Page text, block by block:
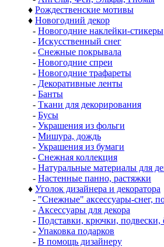
♦ Рождественские мотивы
♦ Новогодний декор
- Новогодние наклейки-стикеры
- Искусственный снег
- Снежные покрывала
- Новогодние спреи
- Новогодние трафареты
- Декоративные ленты
- Банты
- Ткани для декорирования
- Бусы
- Украшения из фольги
- Мишура, дождь
- Украшения из бумаги
- Снежная коллекция
- Натуральные материалы для
- Настенные панно, растяжки
♦ Уголок дизайнера и декоратора
- "Снежные" аксессуары-снег,
- Аксессуары для декора
- Подставки, крючки, подвески,
- Упаковка подарков
- В помощь дизайнеру